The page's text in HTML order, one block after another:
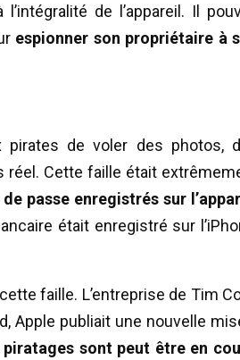
de l’appareil. Il
espionner son propriétaire à
pirates de voler des photos,
Cette faille était
passe enregistrés sur
était enregistré sur
faille. L’entreprise de Tim
Apple publiait une nouvelle
piratages sont peut être en